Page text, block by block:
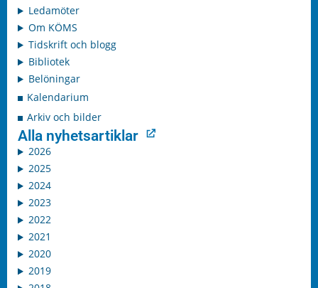
Ledamöter
Om KÖMS
Tidskrift och blogg
Bibliotek
Belöningar
Kalendarium
Arkiv och bilder
Alla nyhetsartiklar
2026
2025
2024
2023
2022
2021
2020
2019